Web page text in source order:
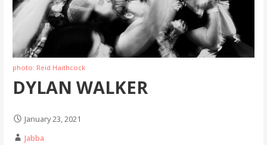
photo: Reid Haithcock
DYLAN WALKER
January 23, 2021
Jabba